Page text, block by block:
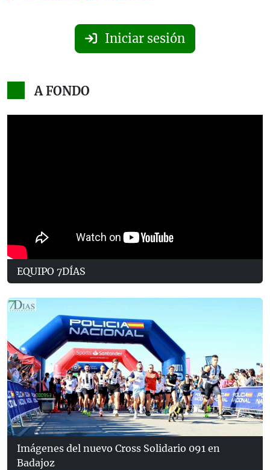
Iniciar sesión
A FONDO
EQUIPO 7DÍAS
Imágenes del nuevo Cross Solidario 091 en
Badajoz